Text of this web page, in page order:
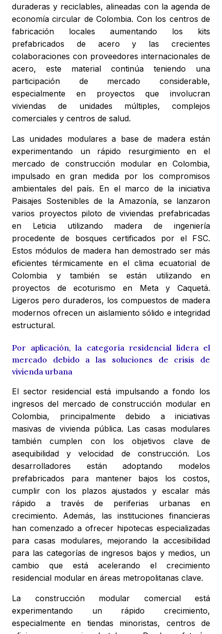
duraderas y reciclables, alineadas con la agenda de
economía circular de Colombia. Con los centros de
fabricación locales aumentando los kits
prefabricados de acero y las crecientes
colaboraciones con proveedores internacionales de
acero, este material continúa teniendo una
participación de mercado considerable,
especialmente en proyectos que involucran
viviendas de unidades múltiples, complejos
comerciales y centros de salud.
Las unidades modulares a base de madera están
experimentando un rápido resurgimiento en el
mercado de construcción modular en Colombia,
impulsado en gran medida por los compromisos
ambientales del país. En el marco de la iniciativa
Paisajes Sostenibles de la Amazonía, se lanzaron
varios proyectos piloto de viviendas prefabricadas
en Leticia utilizando madera de ingeniería
procedente de bosques certificados por el FSC.
Estos módulos de madera han demostrado ser más
eficientes térmicamente en el clima ecuatorial de
Colombia y también se están utilizando en
proyectos de ecoturismo en Meta y Caquetá.
Ligeros pero duraderos, los compuestos de madera
modernos ofrecen un aislamiento sólido e integridad
estructural.
Por aplicación, la categoría residencial lidera el
mercado debido a las soluciones de crisis de
vivienda urbana
El sector residencial está impulsando a fondo los
ingresos del mercado de construcción modular en
Colombia, principalmente debido a iniciativas
masivas de vivienda pública. Las casas modulares
también cumplen con los objetivos clave de
asequibilidad y velocidad de construcción. Los
desarrolladores están adoptando modelos
prefabricados para mantener bajos los costos,
cumplir con los plazos ajustados y escalar más
rápido a través de periferias urbanas en
crecimiento. Además, las instituciones financieras
han comenzado a ofrecer hipotecas especializadas
para casas modulares, mejorando la accesibilidad
para las categorías de ingresos bajos y medios, un
cambio que está acelerando el crecimiento
residencial modular en áreas metropolitanas clave.
La construcción modular comercial está
experimentando un rápido crecimiento,
especialmente en tiendas minoristas, centros de